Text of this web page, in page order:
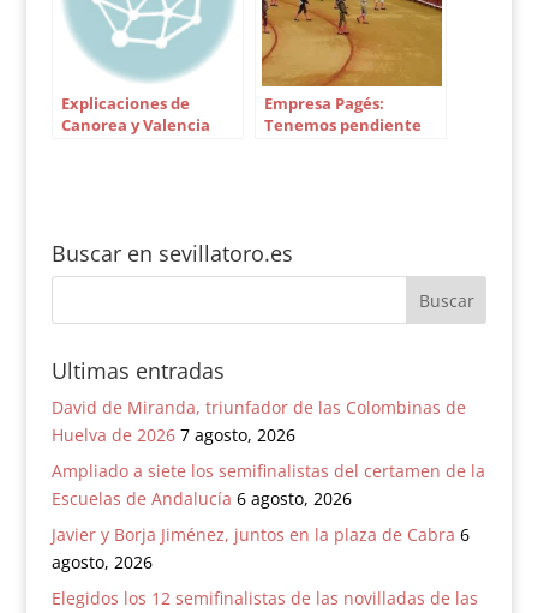
Explicaciones de
Canorea y Valencia
Empresa Pagés:
Tenemos pendiente
Buscar en sevillatoro.es
Ultimas entradas
David de Miranda, triunfador de las Colombinas de
Huelva de 2026 7 agosto, 2026
Ampliado a siete los semifinalistas del certamen de la
Escuelas de Andalucía 6 agosto, 2026
Javier y Borja Jiménez, juntos en la plaza de Cabra 6
agosto, 2026
Elegidos los 12 semifinalistas de las novilladas de las